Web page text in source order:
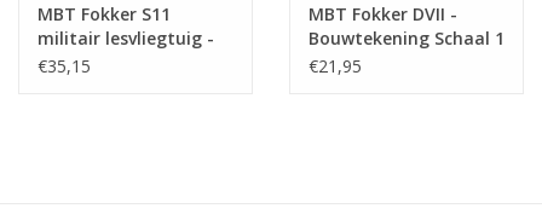
MBT Fokker S11
militair lesvliegtuig -
Bouwtekening Schaal 1
€35,15
MBT Fokker DVII -
Bouwtekening Schaal 1
: 25 (50.10.010)
€21,95